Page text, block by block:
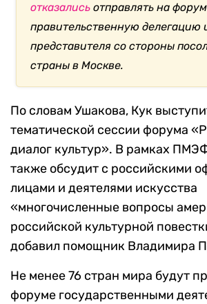
отказались отправлять на форум
правительственную делегацию
представителя со стороны
страны в Москве.
По словам Ушакова, Кук
тематической сессии форума
диалог культур». В рамках
также обсудит с российскими
лицами и деятелями искусства
«многочисленные вопросы
российской культурной
добавил помощник Владимира
Не менее 76 стран мира будут
форуме государственными